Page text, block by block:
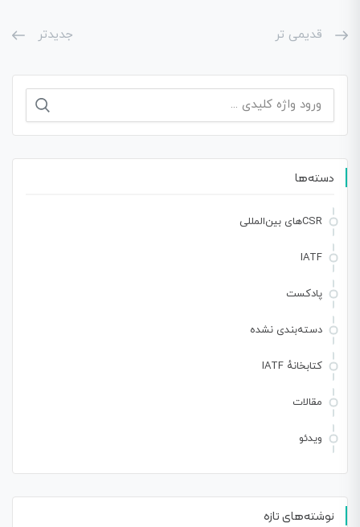
قدیمی تر جدیدتر
برای:
دسته‌ها
CSRهای بین‌المللی
IATF
پادکست
دسته‌بندی نشده
کتابخانهٔ IATF
مقالات
ویدئو
نوشته‌های تازه